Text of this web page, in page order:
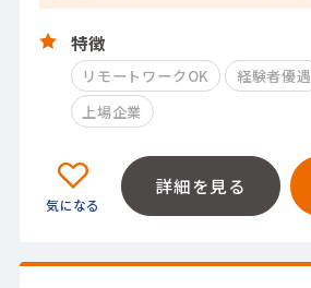
特徴
リモートワークOK 経験者優遇
上場企業
詳細を見る